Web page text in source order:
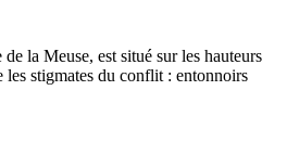
la Meuse, est situé sur les hauteurs
les stigmates du conflit : entonnoirs